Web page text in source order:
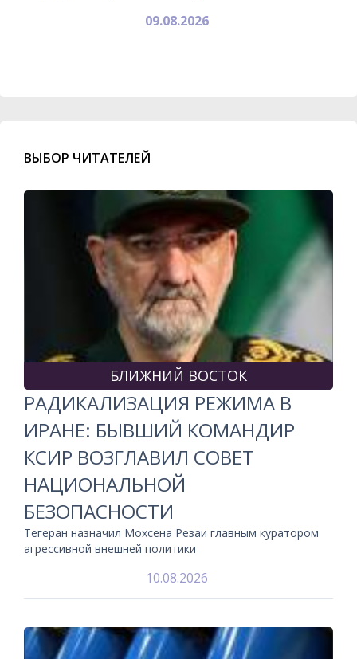
09.08.2026
ВЫБОР ЧИТАТЕЛЕЙ
БЛИЖНИЙ ВОСТОК
РАДИКАЛИЗАЦИЯ РЕЖИМА В
ИРАНЕ: БЫВШИЙ КОМАНДИР
КСИР ВОЗГЛАВИЛ СОВЕТ
НАЦИОНАЛЬНОЙ
БЕЗОПАСНОСТИ
Тегеран назначил Мохсена Резаи главным куратором
агрессивной внешней политики
10.08.2026